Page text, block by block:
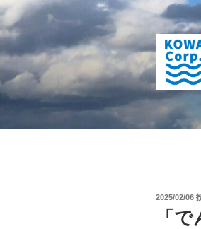
コ
ン
テ
ン
へ
キ
投
2025/02/06
「